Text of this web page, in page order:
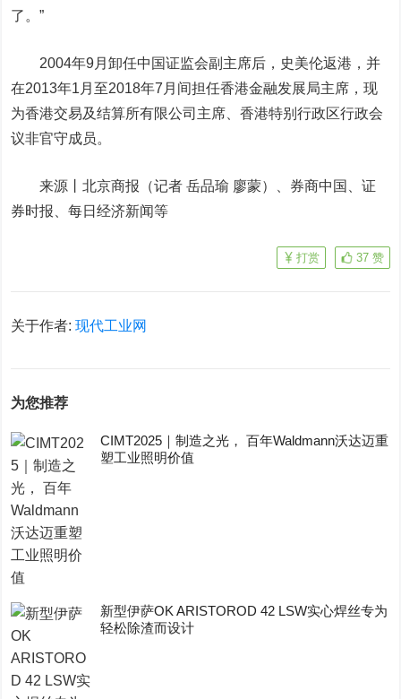
了。”
2004年9月卸任中国证监会副主席后，史美伦返港，并
在2013年1月至2018年7月间担任香港金融发展局主席，现
为香港交易及结算所有限公司主席、香港特别行政区行政会
议非官守成员。
来源丨北京商报（记者 岳品瑜 廖蒙）、券商中国、证
券时报、每日经济新闻等
37 赞
打赏
关于作者:现代工业网
为您推荐
CIMT2025｜制造之光， 百年Waldmann沃达迈重
塑工业照明价值
新型伊萨OK ARISTOROD 42 LSW实心焊丝专为
轻松除渣而设计